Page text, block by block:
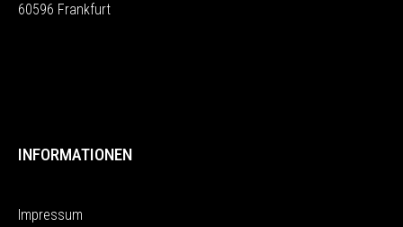
60596 Frankfurt
INFORMATIONEN
Impressum